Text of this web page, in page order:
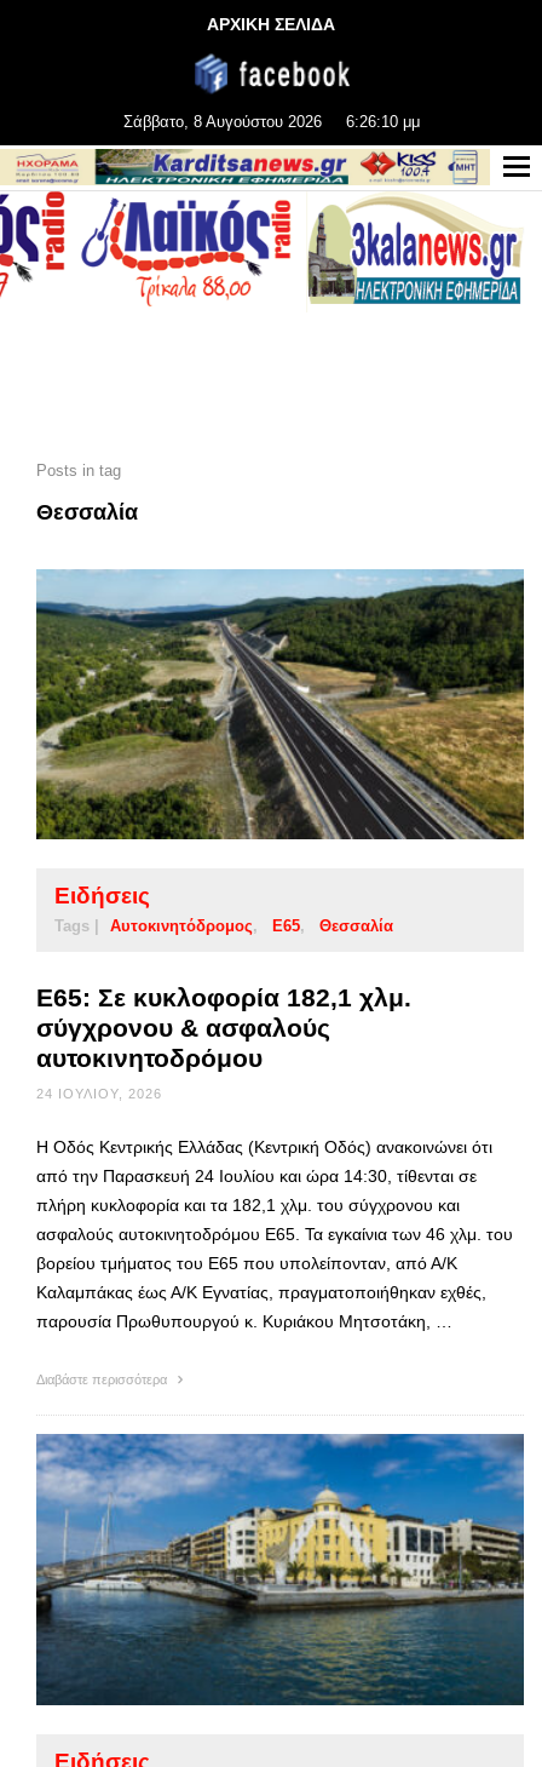
ΑΡΧΙΚΗ ΣΕΛΙΔΑ
Σάββατο, 8 Αυγούστου 2026 6:26:12 μμ
Posts in tag
Θεσσαλία
Ειδήσεις
Tags | Αυτοκινητόδρομος Ε65 Θεσσαλία
Ε65: Σε κυκλοφορία 182,1 χλμ.
σύγχρονου & ασφαλούς
αυτοκινητοδρόμου
24 ΙΟΥΛΊΟΥ, 2026
Η Οδός Κεντρικής Ελλάδας (Κεντρική Οδός) ανακοινώνει ότι
από την Παρασκευή 24 Ιουλίου και ώρα 14:30, τίθενται σε
πλήρη κυκλοφορία και τα 182,1 χλμ. του σύγχρονου και
ασφαλούς αυτοκινητοδρόμου Ε65. Τα εγκαίνια των 46 χλμ. του
βορείου τμήματος του Ε65 που υπολείπονταν, από Α/Κ
Καλαμπάκας έως Α/Κ Εγνατίας, πραγματοποιήθηκαν εχθές,
παρουσία Πρωθυπουργού κ. Κυριάκου Μητσοτάκη, …
Διαβάστε περισσότερα
Ειδήσεις